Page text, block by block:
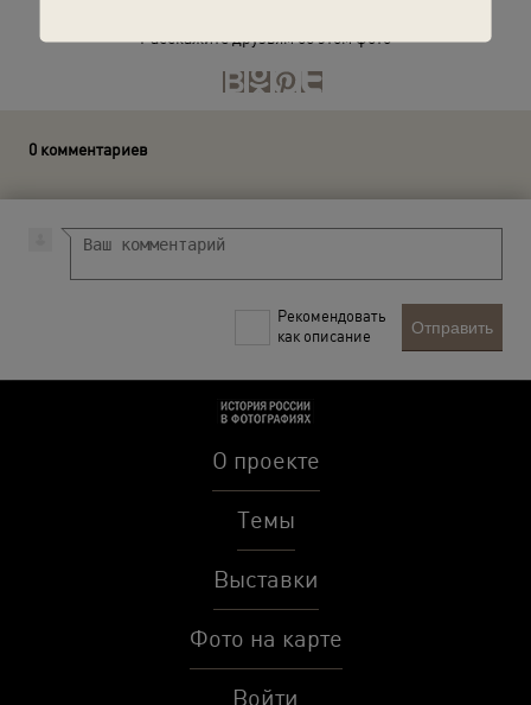
Расскажите друзьям об этом фото
0 комментариев
Рекомендовать
как описание
Отправить
О проекте
Темы
Выставки
Фото на карте
Войти